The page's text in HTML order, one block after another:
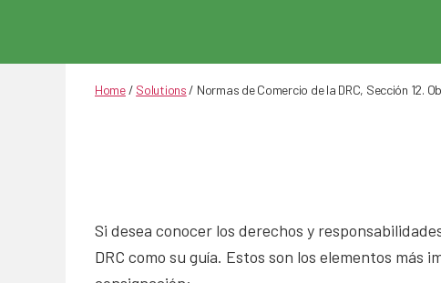
Home/ Solutions / Normas de Comercio de la DRC, Sección 12.
Si desea conocer los derechos y
DRC como su guía. Estos son los elementos